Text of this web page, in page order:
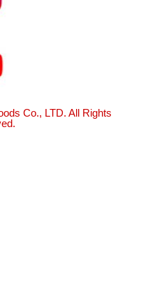
Co., LTD. All Rights